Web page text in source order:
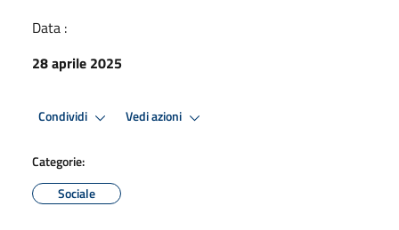
Data :
28 aprile 2025
Condividi Vedi azioni
Categorie:
Sociale